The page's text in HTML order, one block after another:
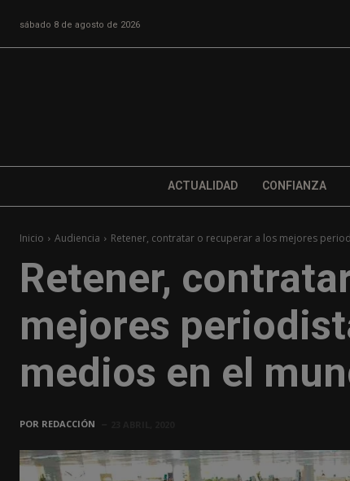
sábado 8 de agosto de 2026
ACTUALIDAD CONFIANZA
Inicio Audiencia Retener, contratar o recuperar a los mejores
Retener,
mejores
medios en el
POR REDACCIÓN